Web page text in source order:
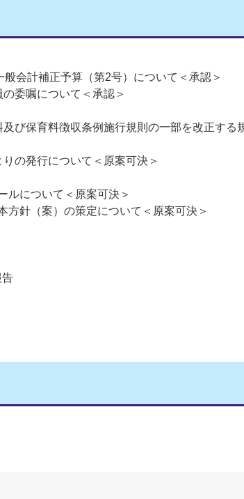
会計補正予算（第2号）について＜承認＞
委嘱について＜承認＞
び保育料徴収条例施行規則の一部を改正する
の発行について＜原案可決＞
について＜原案可決＞
針（案）の策定について＜原案可決＞
告